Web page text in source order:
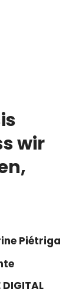
wir
Piétriga